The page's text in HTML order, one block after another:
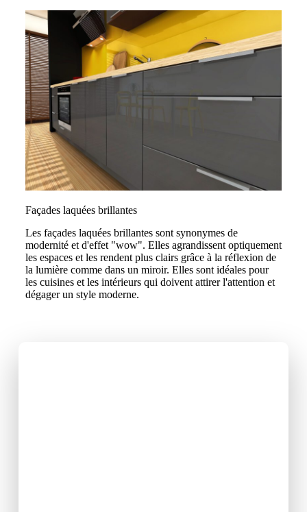
Façades laquées brillantes
Les façades laquées brillantes sont synonymes de
modernité et d'effet "wow". Elles agrandissent optiquement
les espaces et les rendent plus clairs grâce à la réflexion de
la lumière comme dans un miroir. Elles sont idéales pour
les cuisines et les intérieurs qui doivent attirer l'attention et
dégager un style moderne.